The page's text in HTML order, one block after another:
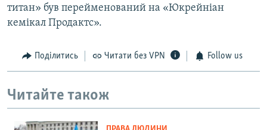
титан» був перейменований на «Юкрейніан
кемікал Продактс».
Поділитись Читати без VPN Follow us
Читайте також